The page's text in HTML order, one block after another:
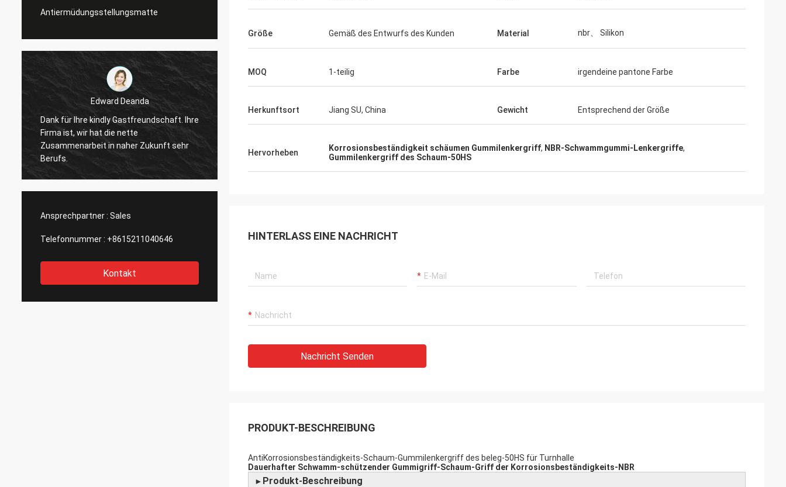
Antiermüdungsstellungsmatte
Edward Deanda
Dank für Ihre kindly Gastfreundschaft. Ihre
Firma ist, wir hat die nette
Zusammenarbeit in naher Zukunft sehr
Berufs.
Dank für Ihre kindly Gastfreundschaft. Ihre
Zusammenarbeit in naher Zukunft sehr
Ansprechpartner : Sales
Telefonnummer : +8615211040646
Kontakt
Größe Gemäß des Entwurfs des Kunden Material nbr、 Silikon
MOQ 1-teilig Farbe irgendeine pantone Farbe
Herkunftsort Jiang SU, China Gewicht Entsprechend der Größe
Hervorheben Korrosionsbeständigkeit schäumen Gummilenkergriff, NBR-Schwammgummi-Lenkergriffe,
Gummilenkergriff des Schaum-50HS
HINTERLASS EINE NACHRICHT
Nachricht Senden
PRODUKT-BESCHREIBUNG
AntiKorrosionsbeständigkeits-Schaum-Gummilenkergriff des beleg-50HS für Turnhalle
Dauerhafter Schwamm-schützender Gummigriff-Schaum-Griff der Korrosionsbeständigkeits-NBR
► Produkt-Beschreibung